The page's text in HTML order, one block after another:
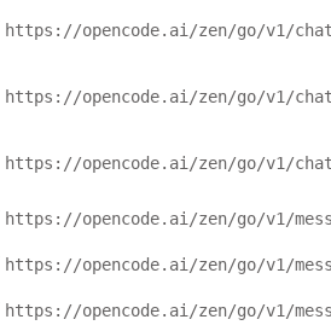
https://opencode.ai/zen/go/v1/
https://opencode.ai/zen/go/v1/
https://opencode.ai/zen/go/v1/
https://opencode.ai/zen/go/v1/
https://opencode.ai/zen/go/v1/
https://opencode.ai/zen/go/v1/